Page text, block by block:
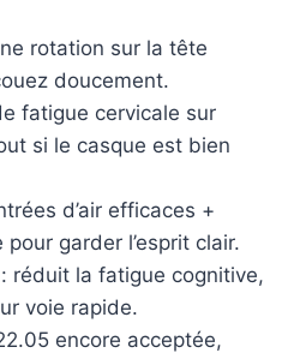
rotation sur la tête
doucement.
fatigue cervicale sur
si le casque est bien
d’air efficaces +
garder l’esprit clair.
: réduit la fatigue cognitive,
voie rapide.
encore acceptée,